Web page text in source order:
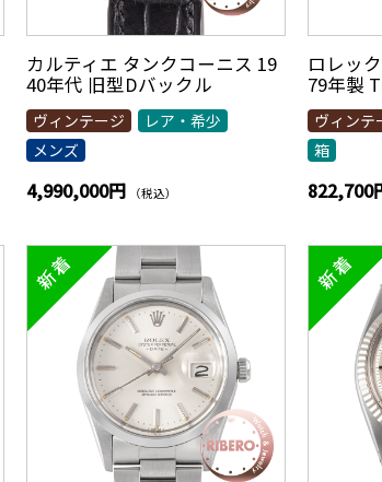
カルティエ タンクコーニス 19
40年代 旧型Dバックル
ヴィンテージ
レア・希少
メンズ
4,990,000円 （税込）
ロレッ
79年製
ヴィンテ
箱
822,700